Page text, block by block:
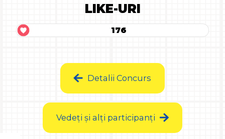
LIKE-URI
176
Detalii Concurs
Vedeți și alți participanți